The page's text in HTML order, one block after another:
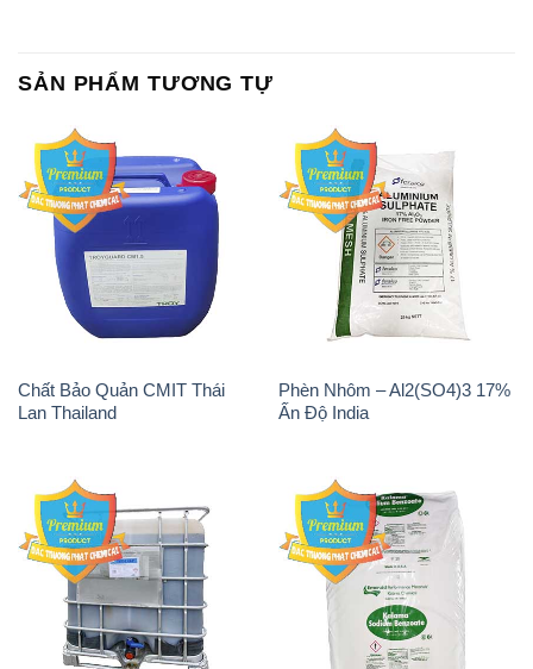
SẢN PHẨM TƯƠNG TỰ
Chất Bảo Quản CMIT Thái
Lan Thailand
Phèn Nhôm – Al2(SO4)3 17%
Ấn Độ India